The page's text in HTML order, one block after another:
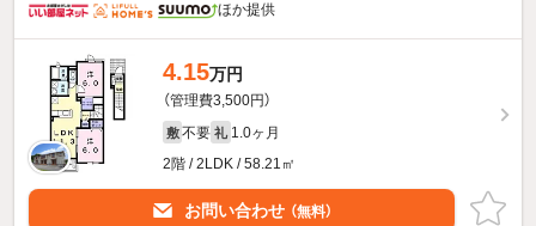
ほか提供
4.15万円
（管理費3,500円）
敷 不要 礼 1.0ヶ月
2階 / 2LDK / 58.21㎡
お問い合わせ （無料）